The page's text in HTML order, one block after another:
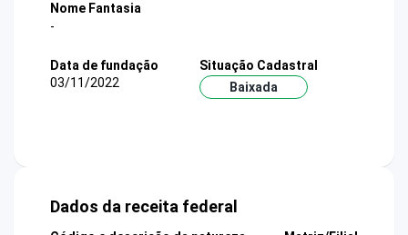
Nome Fantasia
-
Data de fundação
03/11/2022
Situação Cadastral
Baixada
Dados da receita federal